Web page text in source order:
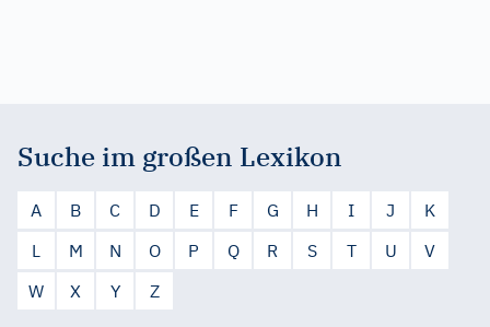
Suche im großen Lexikon
A B C D E F G H I J
K
L
M N O P Q R S T U
V
W
X Y Z